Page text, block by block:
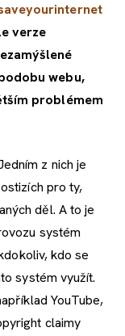
verze
webu,
problémem
z nich je
pro ty,
děl. A to je
systém
kdo se
systém využít.
YouTube,
claimy